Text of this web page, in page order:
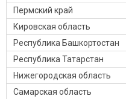
Пермский край
Кировская область
Республика Башкортостан
Республика Татарстан
Нижегородская область
Самарская область